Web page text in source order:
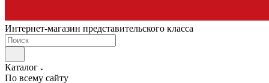
Интернет-магазин представительского класса
Каталог
По всему сайту